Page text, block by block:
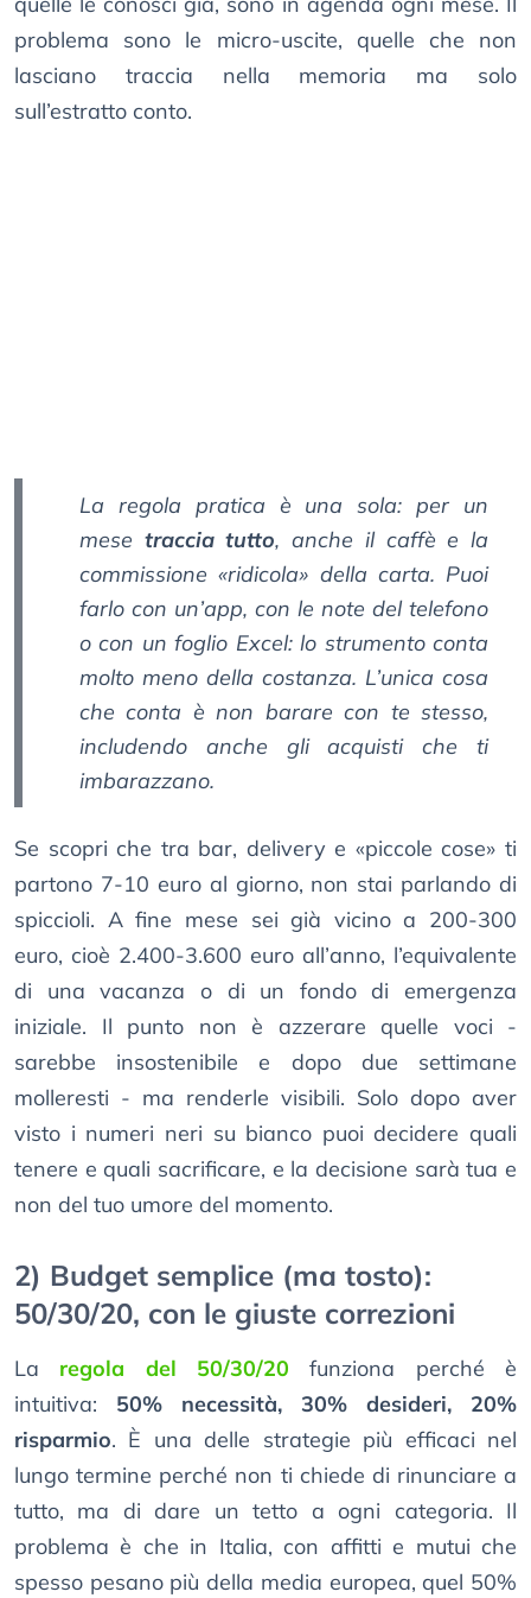
problema sono le micro-uscite, quelle che non
lasciano traccia nella memoria ma solo
sull’estratto conto.
La regola pratica è una sola: per un
mese traccia tutto, anche il caffè e la
commissione «ridicola» della carta. Puoi
farlo con un’app, con le note del telefono
o con un foglio Excel: lo strumento conta
molto meno della costanza. L’unica cosa
che conta è non barare con te stesso,
includendo anche gli acquisti che ti
imbarazzano.
Se scopri che tra bar, delivery e «piccole cose» ti
partono 7-10 euro al giorno, non stai parlando di
spiccioli. A fine mese sei già vicino a 200-300
euro, cioè 2.400-3.600 euro all’anno, l’equivalente
di una vacanza o di un fondo di emergenza
iniziale. Il punto non è azzerare quelle voci -
sarebbe insostenibile e dopo due settimane
molleresti - ma renderle visibili. Solo dopo aver
visto i numeri neri su bianco puoi decidere quali
tenere e quali sacrificare, e la decisione sarà tua e
non del tuo umore del momento.
2) Budget semplice (ma tosto):
50/30/20, con le giuste correzioni
La regola del 50/30/20 funziona perché è
intuitiva: 50% necessità, 30% desideri, 20%
risparmio. È una delle strategie più efficaci nel
lungo termine perché non ti chiede di rinunciare a
tutto, ma di dare un tetto a ogni categoria. Il
problema è che in Italia, con affitti e mutui che
spesso pesano più della media europea, quel 50%